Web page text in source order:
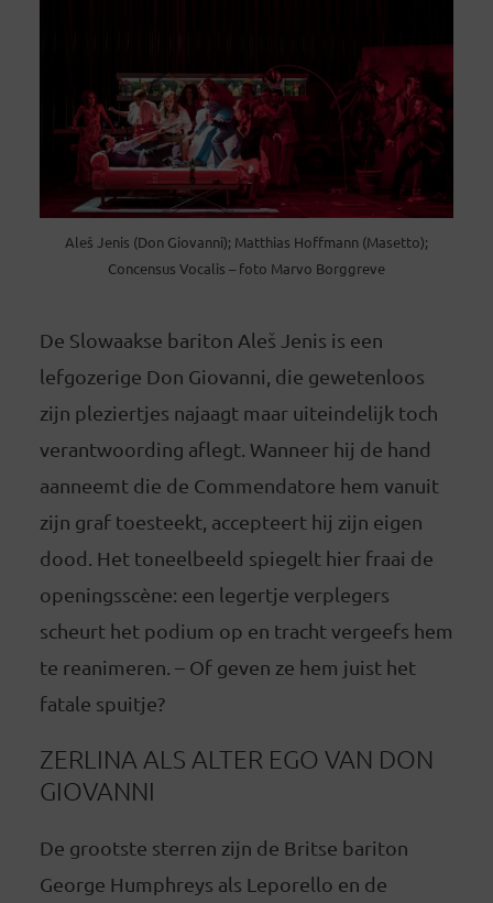
Aleš Jenis (Don Giovanni); Matthias Hoffmann (Masetto);
Concensus Vocalis – foto Marvo Borggreve
De Slowaakse bariton Aleš Jenis is een
lefgozerige Don Giovanni, die gewetenloos
zijn pleziertjes najaagt maar uiteindelijk toch
verantwoording aflegt. Wanneer hij de hand
aanneemt die de Commendatore hem vanuit
zijn graf toesteekt, accepteert hij zijn eigen
dood. Het toneelbeeld spiegelt hier fraai de
openingsscène: een legertje verplegers
scheurt het podium op en tracht vergeefs hem
te reanimeren. – Of geven ze hem juist het
fatale spuitje?
ZERLINA ALS ALTER EGO VAN DON
GIOVANNI
De grootste sterren zijn de Britse bariton
George Humphreys als Leporello en de